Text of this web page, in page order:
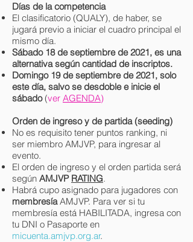
Días de la competencia
El clasificatorio (QUALY), de haber, se
jugará previo a iniciar el cuadro principal el
mismo día.
Sábado 18 de septiembre de 2021, es una
alternativa según cantidad de inscriptos.
Domingo 19 de septiembre de 2021, solo
este día, salvo se desdoble e inicie el
sábado(ver AGENDA)
Orden de ingreso y de partida (seeding)
No es requisito tener puntos ranking, ni
ser miembro AMJVP, para ingresar al
evento.
El orden de ingreso y el orden partida será
según AMJVP RATING.
Habrá cupo asignado para jugadores con
membresíaAMJVP. Para ver si tu
membresía está HABILITADA, ingresa con
tu DNI o Pasaporte en
micuenta.amjvp.org.ar.